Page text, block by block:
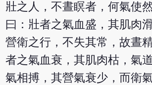
壯之人，不晝瞑者，何氣使
曰：壯者之氣血盛，其肌肉
營衛之行，不失其常，故晝
者之氣血衰，其肌肉枯，氣
氣相搏，其營氣衰少，而衛